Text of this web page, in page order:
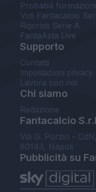
Probabili formazioni
Voti Fantacalcio
Rigoristi Serie A
FantaAsta Live
Supporto
Contatti
Impostazioni privacy
Lavora con noi
Chi siamo
Redazione
Fantacalcio
Via G. Porzio -
80143, Napoli
Pubblicità su